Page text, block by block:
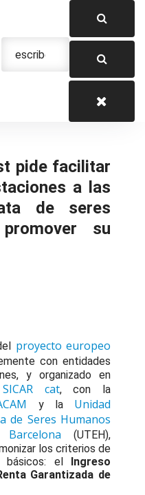
pide facilitar
a las
de seres
su
proyecto europeo
con entidades
y organizado en
SICAR cat, con la
y la Unidad
de Seres Humanos
(UTEH),
los criterios de
básicos: el Ingreso
Garantizada de